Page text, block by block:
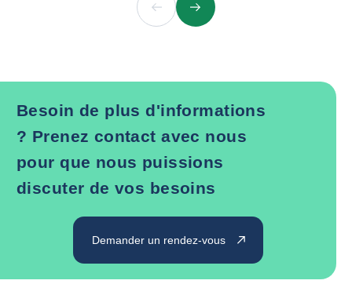
PrécédentSuivant
Besoin de plus d'informations
? Prenez contact avec nous
pour que nous puissions
discuter de vos besoins
Demander un rendez-vous